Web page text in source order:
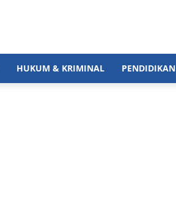
HUKUM & KRIMINAL PENDIDIKAN